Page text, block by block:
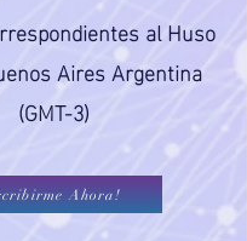
al Huso
Aires Argentina
(GMT-3)
Ahora!